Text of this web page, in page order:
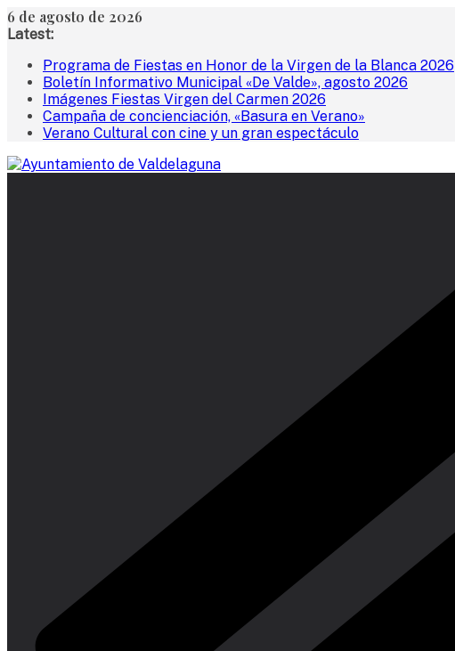
Saltar
al
6 de agosto de 2026
Latest:
Programa de Fiestas en Honor de la Virgen de la Blanca 2026
Boletín Informativo Municipal «De Valde», agosto 2026
Imágenes Fiestas Virgen del Carmen 2026
Campaña de concienciación, «Basura en Verano»
Verano Cultural con cine y un gran espectáculo